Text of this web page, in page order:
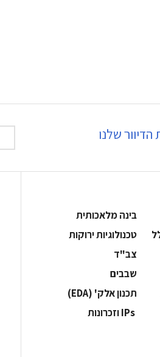
שלנו
בינה מלאכותית
‫טכנולוגיות ירוקות‬
‫צב"ד‬
‫שבבים‬
‫תכנון אלק' (‪(EDA‬‬
‫ ‪וזכרונות IPs‬‬